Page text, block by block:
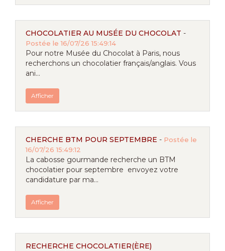
CHOCOLATIER AU MUSÉE DU CHOCOLAT -
Postée le 16/07/26 15:49:14
Pour notre Musée du Chocolat à Paris, nous
recherchons un chocolatier français/anglais. Vous
ani...
Afficher
CHERCHE BTM POUR SEPTEMBRE - Postée le
16/07/26 15:49:12
La cabosse gourmande recherche un BTM
chocolatier pour septembre envoyez votre
candidature par ma...
Afficher
RECHERCHE CHOCOLATIER(ÈRE)